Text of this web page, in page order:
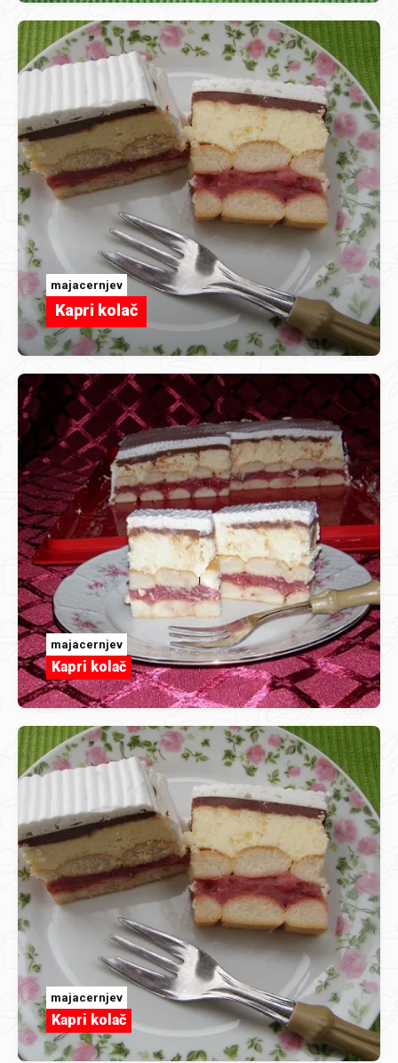
majacernjev
Kapri kolač
majacernjev
Kapri kolač
majacernjev
Kapri kolač